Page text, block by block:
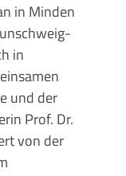
in Minden
in
und der
Prof. Dr.
von der